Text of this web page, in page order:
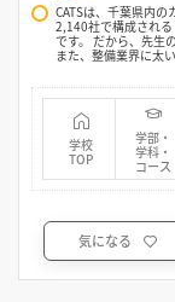
CATSは、千葉県内
2,140社で構成され
です。 だから、先生
また、整備業界に太
学校
TOP
学部・
学科・
コース
気になる